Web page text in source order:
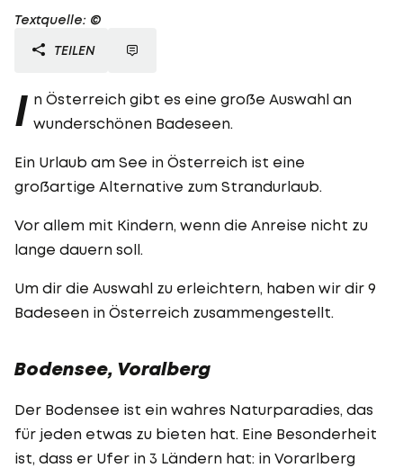
Textquelle: ©
TEILEN
I n Österreich gibt es eine große Auswahl an
wunderschönen Badeseen.
Ein Urlaub am See in Österreich ist eine
großartige Alternative zum Strandurlaub.
Vor allem mit Kindern, wenn die Anreise nicht zu
lange dauern soll.
Um dir die Auswahl zu erleichtern, haben wir dir 9
Badeseen in Österreich zusammengestellt.
Bodensee, Voralberg
Der Bodensee ist ein wahres Naturparadies, das
für jeden etwas zu bieten hat. Eine Besonderheit
ist, dass er Ufer in 3 Ländern hat: in Vorarlberg